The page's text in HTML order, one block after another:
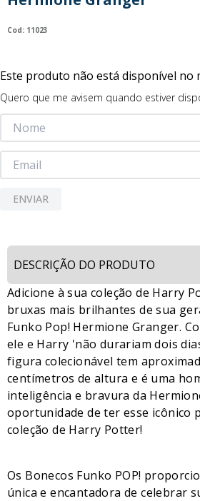
: 11023
Este produto não está disponível no
Quero que me avisem quando estiver
ENVIAR
Adicione à sua coleção de Harry
bruxas mais brilhantes de sua
Funko Pop! Hermione Granger.
ele e Harry 'não durariam dois
figura colecionável tem
centímetros de altura e é uma
inteligência e bravura da
oportunidade de ter esse icônico
coleção de Harry Potter!
Os Bonecos Funko POP!
única e encantadora de celebrar
guerreiras kpop